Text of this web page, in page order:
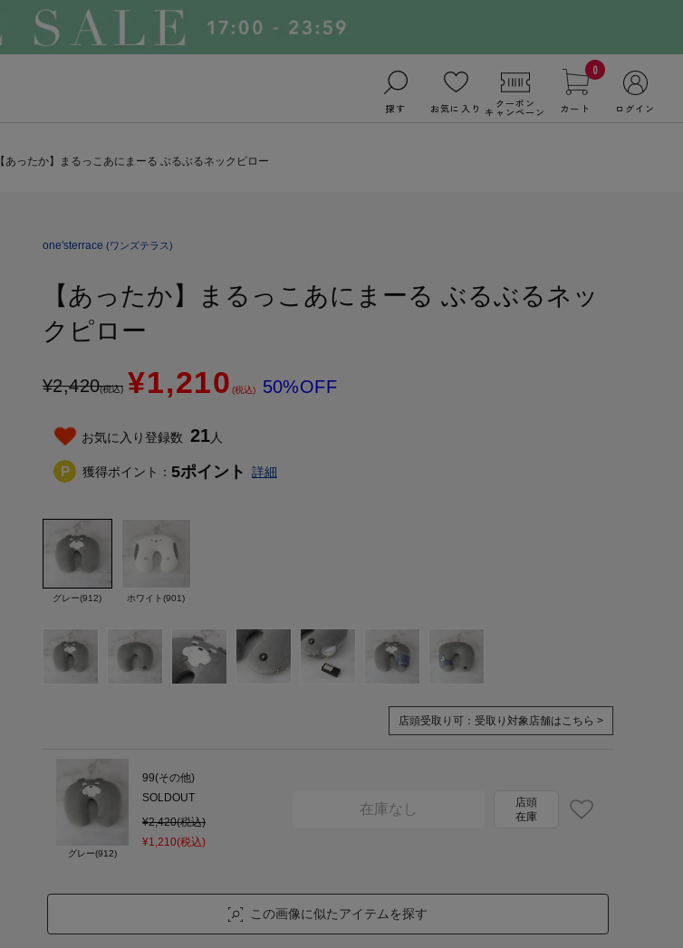
探す お気に入り クーポン
キャンペーン
0
カート ログイン
【あったか】まるっこあにまーる ぶるぶるネックピロー
one'sterrace (ワンズテラス)
【あったか】まるっこあにまーる ぶるぶるネッ
クピロー
¥2,420(税込) ¥1,210 (税込) 50%OFF
お気に入り登録数 21人
獲得ポイント： 5ポイント 詳細
グレー(912) ホワイト(901)
店頭受取り可： 受取り対象店舗はこちら >
グレー(912)
99(その他)
SOLDOUT
¥2,420(税込)
¥1,210(税込)
在庫なし
店頭
在庫
この画像に似たアイテムを探す